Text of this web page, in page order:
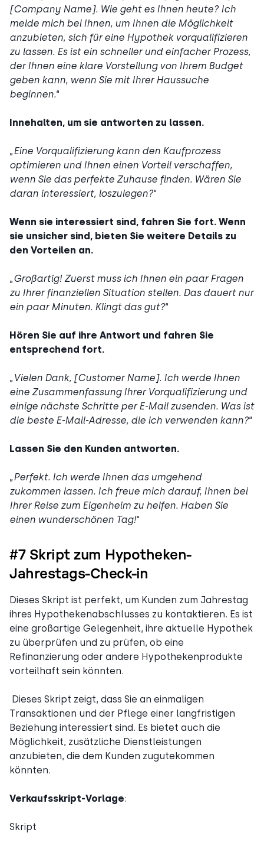
[Company Name]. Wie geht es Ihnen heute? Ich
melde mich bei Ihnen, um Ihnen die Möglichkeit
anzubieten, sich für eine Hypothek vorqualifizieren
zu lassen. Es ist ein schneller und einfacher Prozess,
der Ihnen eine klare Vorstellung von Ihrem Budget
geben kann, wenn Sie mit Ihrer Haussuche
beginnen.“
Innehalten, um sie antworten zu lassen.
„Eine Vorqualifizierung kann den Kaufprozess
optimieren und Ihnen einen Vorteil verschaffen,
wenn Sie das perfekte Zuhause finden. Wären Sie
daran interessiert, loszulegen?“
Wenn sie interessiert sind, fahren Sie fort. Wenn
sie unsicher sind, bieten Sie weitere Details zu
den Vorteilen an.
„Großartig! Zuerst muss ich Ihnen ein paar Fragen
zu Ihrer finanziellen Situation stellen. Das dauert nur
ein paar Minuten. Klingt das gut?“
Hören Sie auf ihre Antwort und fahren Sie
entsprechend fort.
„ Vielen Dank, [Customer Name]. Ich werde Ihnen
eine Zusammenfassung Ihrer Vorqualifizierung und
einige nächste Schritte per E-Mail zusenden. Was ist
die beste E-Mail-Adresse, die ich verwenden kann?“
Lassen Sie den Kunden antworten.
„Perfekt. Ich werde Ihnen das umgehend
zukommen lassen. Ich freue mich darauf, Ihnen bei
Ihrer Reise zum Eigenheim zu helfen. Haben Sie
einen wunderschönen Tag!“
#7 Skript zum Hypotheken-
Jahrestags-Check-in
Dieses Skript ist perfekt, um Kunden zum Jahrestag
ihres Hypothekenabschlusses zu kontaktieren. Es ist
eine großartige Gelegenheit, ihre aktuelle Hypothek
zu überprüfen und zu prüfen, ob eine
Refinanzierung oder andere Hypothekenprodukte
vorteilhaft sein könnten.
Dieses Skript zeigt, dass Sie an einmaligen
Transaktionen und der Pflege einer langfristigen
Beziehung interessiert sind. Es bietet auch die
Möglichkeit, zusätzliche Dienstleistungen
anzubieten, die dem Kunden zugutekommen
könnten.
Verkaufsskript-Vorlage:
Skript